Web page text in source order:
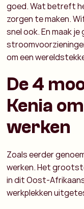
goed. Wat betreft
zorgen te maken.
snel ook. En maak
om een
De 4
Kenia
werken
Zoals eerder
werken. Het
in dit Oost-
werkplekken